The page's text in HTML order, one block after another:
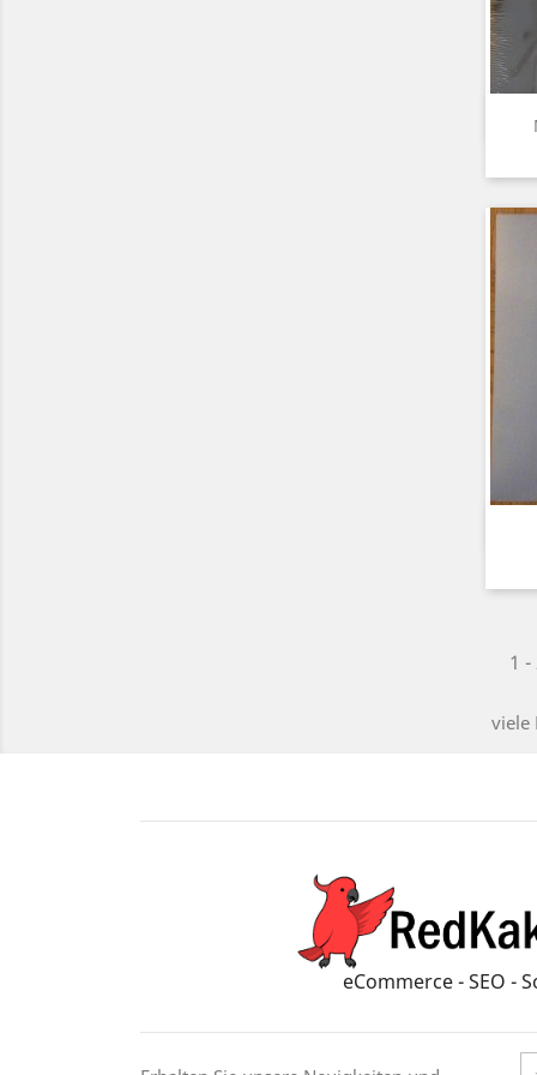
1
viele
eCommerce - SEO -